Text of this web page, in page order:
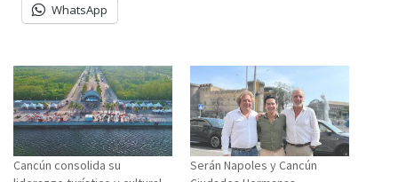
WhatsApp
Cancún consolida su
Serán Napoles y Cancún